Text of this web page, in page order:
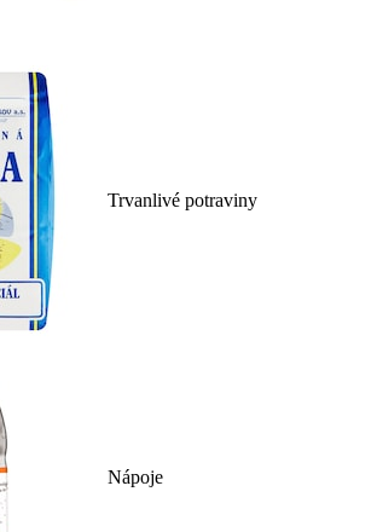
Trvanlivé potraviny
Nápoje